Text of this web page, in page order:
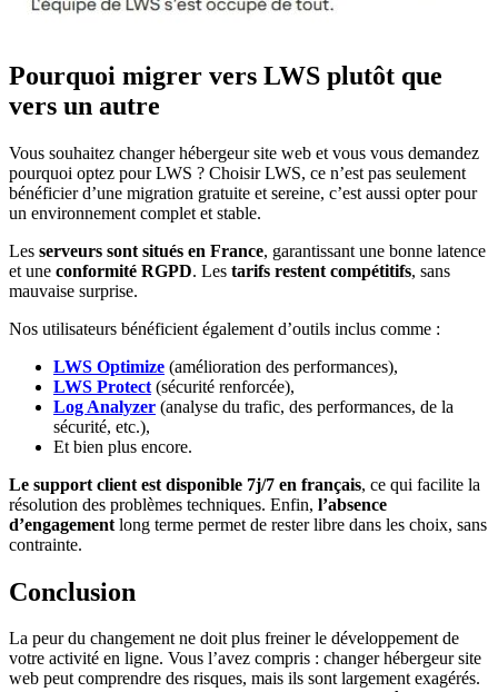
Pourquoi migrer vers LWS plutôt que
vers un autre
Vous souhaitez changer hébergeur site web et vous vous demandez
pourquoi optez pour LWS ? Choisir LWS, ce n’est pas seulement
bénéficier d’une migration gratuite et sereine, c’est aussi opter pour
un environnement complet et stable.
Les serveurs sont situés en France, garantissant une bonne latence
et une conformité RGPD. Les tarifs restent compétitifs, sans
mauvaise surprise.
Nos utilisateurs bénéficient également d’outils inclus comme :
LWS Optimize (amélioration des performances),
LWS Protect (sécurité renforcée),
Log Analyzer (analyse du trafic, des performances, de la
sécurité, etc.),
Et bien plus encore.
Le support client est disponible 7j/7 en français, ce qui facilite la
résolution des problèmes techniques. Enfin, l’absence
d’engagement long terme permet de rester libre dans les choix, sans
contrainte.
Conclusion
La peur du changement ne doit plus freiner le développement de
votre activité en ligne. Vous l’avez compris : changer hébergeur site
web peut comprendre des risques, mais ils sont largement exagérés.